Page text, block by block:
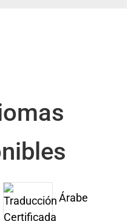
Árabe